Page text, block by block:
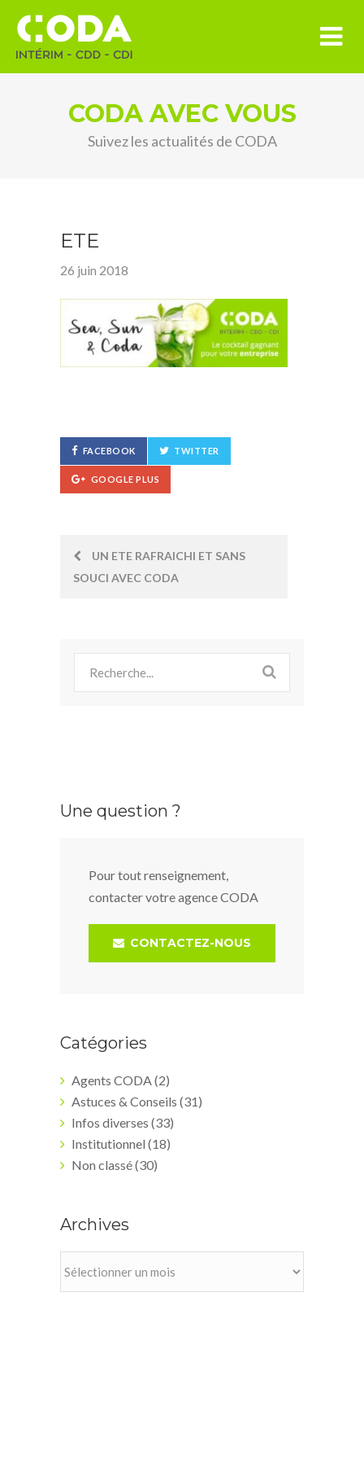
CODA AVEC VOUS
Suivez les actualités de CODA
ETE
26 juin 2018
FACEBOOK TWITTER
GOOGLE PLUS
PostUN ETE RAFRAICHI ET SANS
SOUCI AVEC CODA
Une question ?
Pour tout renseignement,
contacter votre agence CODA
CONTACTEZ-NOUS
Catégories
Agents CODA(2)
Astuces & Conseils (31)
Infos diverses (33)
Institutionnel (18)
Non classé(30)
Archives